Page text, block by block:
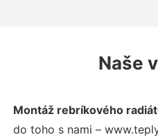
Naše
Montáž rebríkového
do toho s nami –